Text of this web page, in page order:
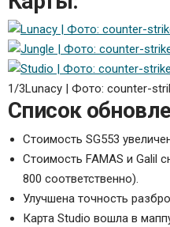
1/3Lunacy | Фото: counter-
Список
Стоимость SG553
Стоимость FAMAS и Galil
800 соответственно).
Улучшена точность
Карта Studio вошла в